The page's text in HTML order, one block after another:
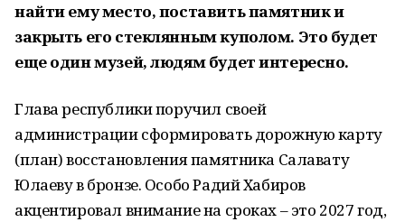
найти ему место, поставить памятник и
закрыть его стеклянным куполом. Это будет
еще один музей, людям будет интересно.
Глава республики поручил своей
администрации сформировать дорожную карту
(план) восстановления памятника Салавату
Юлаеву в бронзе. Особо Радий Хабиров
акцентировал внимание на сроках – это 2027 год,